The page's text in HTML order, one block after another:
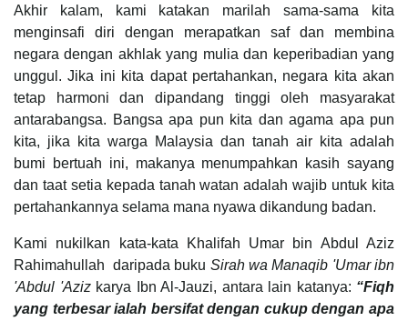
Akhir kalam, kami katakan marilah sama-sama kita
menginsafi diri dengan merapatkan saf dan membina
negara dengan akhlak yang mulia dan keperibadian yang
unggul. Jika ini kita dapat pertahankan, negara kita akan
tetap harmoni dan dipandang tinggi oleh masyarakat
antarabangsa. Bangsa apa pun kita dan agama apa pun
kita, jika kita warga Malaysia dan tanah air kita adalah
bumi bertuah ini, makanya menumpahkan kasih sayang
dan taat setia kepada tanah watan adalah wajib untuk kita
pertahankannya selama mana nyawa dikandung badan.
Kami nukilkan kata-kata Khalifah Umar bin Abdul Aziz
Rahimahullah daripada buku Sirah wa Manaqib 'Umar ibn
'Abdul 'Azizkarya Ibn Al-Jauzi, antara lain katanya: “Fiqh
yang terbesar ialah bersifat dengan cukup dengan apa